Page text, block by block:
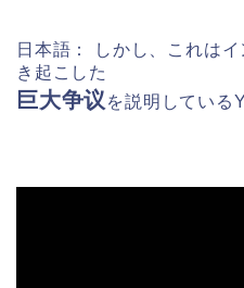
日本語： しかし、これは
き起こした
巨大争议 を説明している